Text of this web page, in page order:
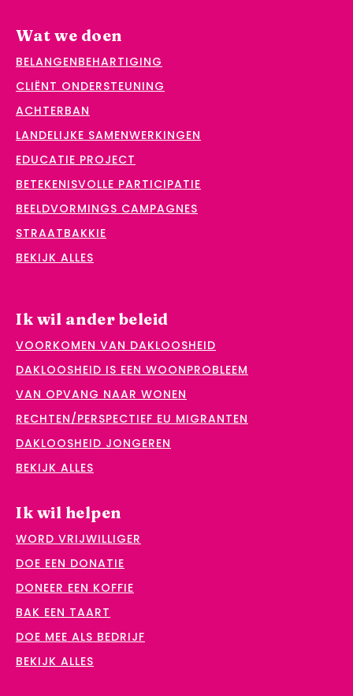
Wat we doen
BELANGENBEHARTIGING
CLIËNT ONDERSTEUNING
ACHTERBAN
LANDELIJKE SAMENWERKINGEN
EDUCATIE PROJECT
BETEKENISVOLLE PARTICIPATIE
BEELDVORMINGS CAMPAGNES
STRAATBAKKIE
BEKIJK ALLES
Ik wil ander beleid
VOORKOMEN VAN DAKLOOSHEID
DAKLOOSHEID IS EEN WOONPROBLEEM
VAN OPVANG NAAR WONEN
RECHTEN/PERSPECTIEF EU MIGRANTEN
DAKLOOSHEID JONGEREN
BEKIJK ALLES
Ik wil helpen
WORD VRIJWILLIGER
DOE EEN DONATIE
DONEER EEN KOFFIE
BAK EEN TAART
DOE MEE ALS BEDRIJF
BEKIJK ALLES